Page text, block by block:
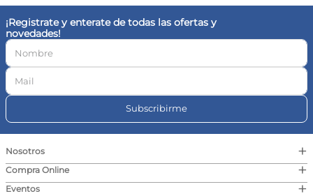
¡Registrate y enterate de todas las ofertas y
novedades!
Subscribirme
Nosotros +
Compra Online +
Eventos +